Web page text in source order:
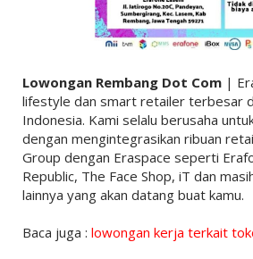
Lowongan Rembang Dot Com|
lifestyle dan smart retailer terbesar
Indonesia. Kami selalu berusaha
dengan mengintegrasikan ribuan
Group dengan Eraspace seperti
Republic, The Face Shop, iT dan
lainnya yang akan datang buat kamu.
Baca juga : lowongan kerja terkait